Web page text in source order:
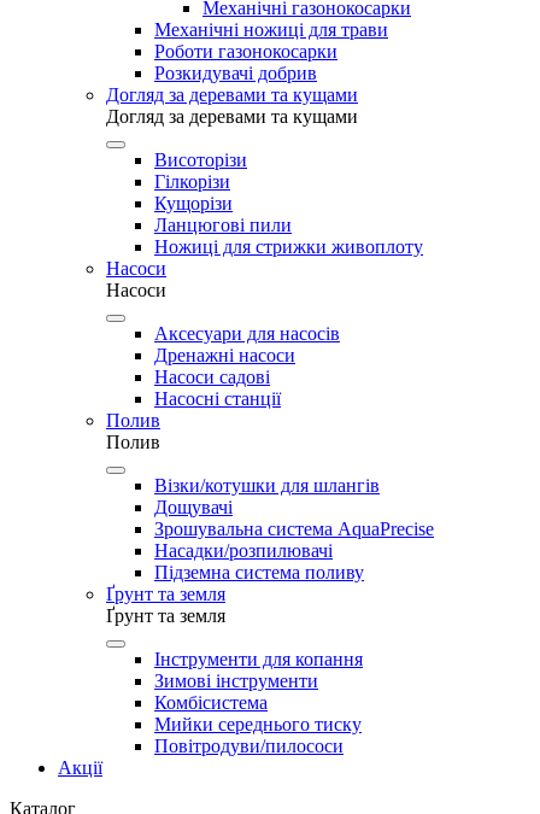
Механічні газонокосарки
Механічні ножиці для трави
Роботи газонокосарки
Розкидувачі добрив
Догляд за деревами та кущами
Догляд за деревами та кущами
Висоторізи
Гілкорізи
Кущорізи
Ланцюгові пили
Ножиці для стрижки живоплоту
Насоси
Насоси
Аксесуари для насосів
Дренажні насоси
Насоси садові
Насосні станції
Полив
Полив
Візки/котушки для шлангів
Дощувачі
Зрошувальна система AquaPrecise
Насадки/розпилювачі
Підземна система поливу
Ґрунт та земля
Ґрунт та земля
Інструменти для копання
Зимові інструменти
Комбісистема
Мийки середнього тиску
Повітродуви/пилососи
Акції
Каталог